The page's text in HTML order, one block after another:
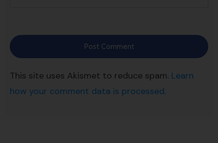
Post Comment
This site uses Akismet to reduce spam. Learn
how your comment data is processed.